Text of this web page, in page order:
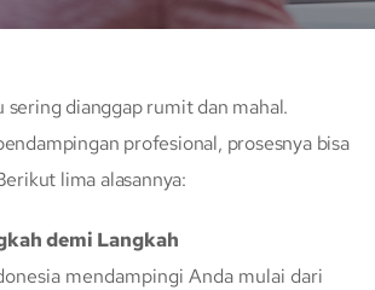
dianggap rumit dan mahal.
profesional, prosesnya bisa
lima alasannya:
demi Langkah
mendampingi Anda mulai dari